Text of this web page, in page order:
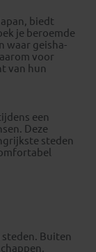
biedt
je beroemde
waar geisha-
voor
van hun
een
Deze
steden
Buiten